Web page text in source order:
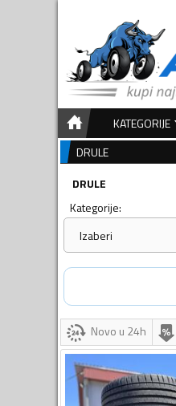
KATEGORIJE
DRULE
DRULE
Kategorije:
Izaberi
Novo u 24h